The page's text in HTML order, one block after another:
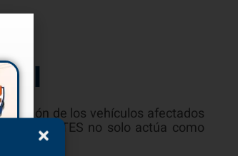
de los vehículos afectados
el TES no solo actúa como